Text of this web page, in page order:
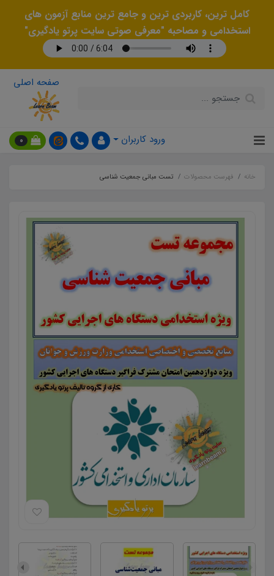
کامل ترین، کاربردی ترین و جامع ترین منابع آزمون های
استخدامی و مصاحبه "معرفی صوتی سایت پرتو یادگیری"
صفحه اصلی
ورود کاربران 0
خانه فهرست محصولات تست مبانی جمعیت شناسی